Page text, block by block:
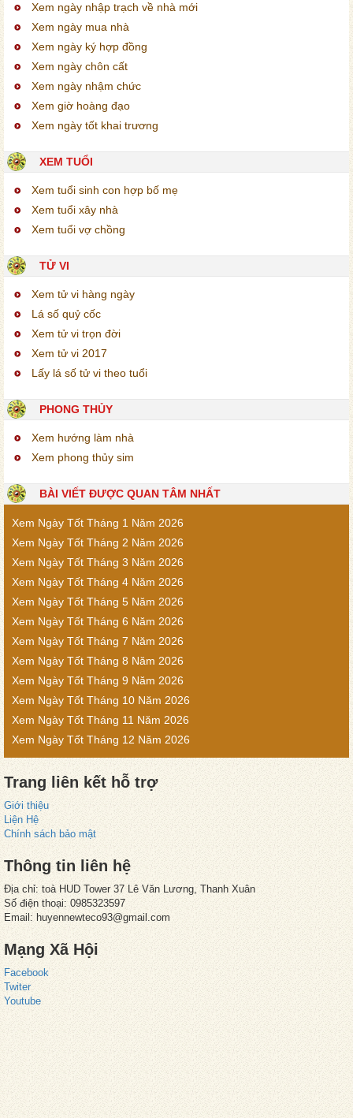
Xem ngày nhập trạch về nhà mới
Xem ngày mua nhà
Xem ngày ký hợp đồng
Xem ngày chôn cất
Xem ngày nhậm chức
Xem giờ hoàng đạo
Xem ngày tốt khai trương
XEM TUỔI
Xem tuổi sinh con hợp bố mẹ
Xem tuổi xây nhà
Xem tuổi vợ chồng
TỬ VI
Xem tử vi hàng ngày
Lá số quỷ cốc
Xem tử vi trọn đời
Xem tử vi 2017
Lấy lá số tử vi theo tuổi
PHONG THỦY
Xem hướng làm nhà
Xem phong thủy sim
BÀI VIẾT ĐƯỢC QUAN TÂM NHẤT
Xem Ngày Tốt Tháng 1 Năm 2026
Xem Ngày Tốt Tháng 2 Năm 2026
Xem Ngày Tốt Tháng 3 Năm 2026
Xem Ngày Tốt Tháng 4 Năm 2026
Xem Ngày Tốt Tháng 5 Năm 2026
Xem Ngày Tốt Tháng 6 Năm 2026
Xem Ngày Tốt Tháng 7 Năm 2026
Xem Ngày Tốt Tháng 8 Năm 2026
Xem Ngày Tốt Tháng 9 Năm 2026
Xem Ngày Tốt Tháng 10 Năm 2026
Xem Ngày Tốt Tháng 11 Năm 2026
Xem Ngày Tốt Tháng 12 Năm 2026
Trang liên kết hỗ trợ
Giới thiệu
Liện Hệ
Chính sách bảo mật
Thông tin liên hệ
Địa chỉ: toà HUD Tower 37 Lê Văn Lương, Thanh Xuân
Số điện thoại: 0985323597
Email: huyennewteco93@gmail.com
Mạng Xã Hội
Facebook
Twiter
Youtube